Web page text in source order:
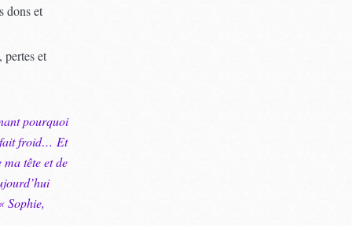
dons et
pertes et
pourquoi
fait froid… Et
tête et de
Sophie,